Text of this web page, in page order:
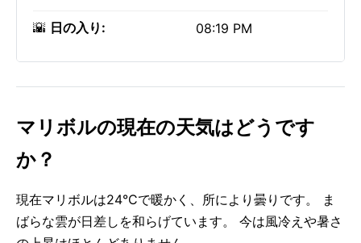
🌇 日の入り: 08:19 PM
マリボルの現在の天気はどうです
か？
現在マリボルは24°Cで暖かく、所により曇りです。 ま
ばらな雲が日差しを和らげています。 今は風冷えや暑さ